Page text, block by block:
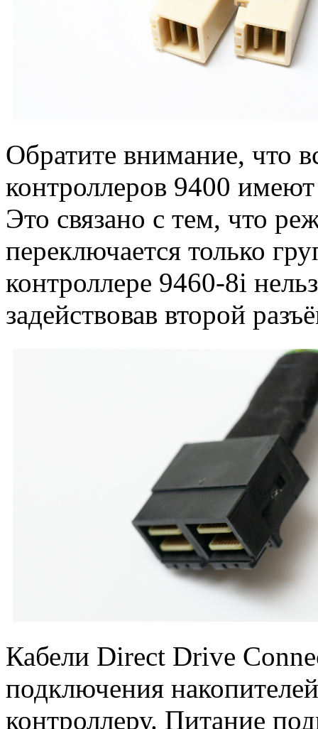
Обратите внимание, что
контроллеров 9400
Это связано с тем, что
переключается только
контроллере 9460-8i
задействовав второй
Кабели Direct Drive
подключения
контроллеру. Питание